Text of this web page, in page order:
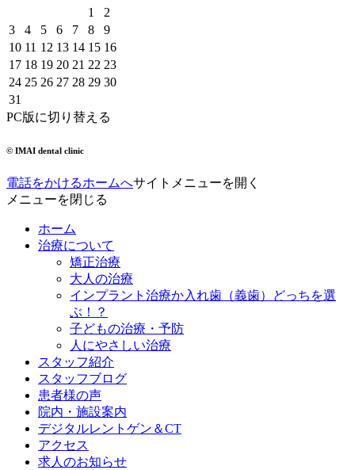
1
2
3
4 5 6 7 8
9
10 11 12 13 14 15 16
17 18 19 20 21 22 23
24 25 26 27 28 29 30
31
PC版に切り替える
© IMAI dental clinic
電話をかけるホームへサイトメニューを開く
メニューを閉じる
ホーム
治療について
矯正治療
大人の治療
インプラント治療か入れ歯（義歯）どっちを選
ぶ！？
子どもの治療・予防
人にやさしい治療
スタッフ紹介
スタッフブログ
患者様の声
院内・施設案内
デジタルレントゲン＆CT
アクセス
求人のお知らせ